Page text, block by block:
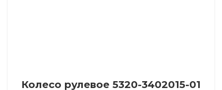
Колесо рулевое 5320-3402015-01